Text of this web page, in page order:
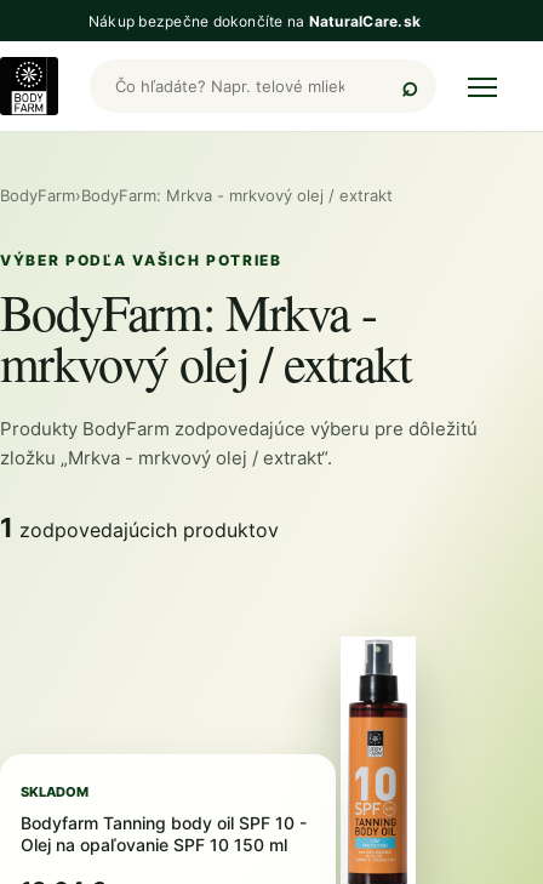
Nákup bezpečne dokončíte na NaturalCare.sk
Hľadať produkty BodyFarm
BodyFarm›BodyFarm: Mrkva - mrkvový olej / extrakt
VÝBER PODĽA VAŠICH POTRIEB
BodyFarm: Mrkva -
mrkvový olej / extrakt
Produkty BodyFarm zodpovedajúce výberu pre dôležitú
zložku „Mrkva - mrkvový olej / extrakt“.
1 zodpovedajúcich produktov
SKLADOM
Bodyfarm Tanning body oil SPF 10 -
Olej na opaľovanie SPF 10 150 ml